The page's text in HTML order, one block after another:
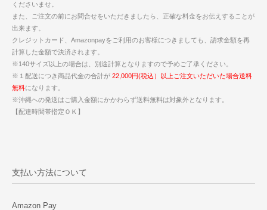
くださいませ。
また、ご注文の前にお問合せをいただきましたら、正確な料金をお伝えすることが
出来ます。
クレジットカード、Amazonpayをご利用のお客様につきましても、請求金額を再
計算した金額で決済されます。
※140サイズ以上の場合は、別途計算となりますので予めご了承ください。
※１配送につき商品代金の合計が 22,000円(税込）以上ご注文いただいた場合送料
無料になります。
※沖縄への発送はご購入金額にかかわらず送料無料は対象外となります。
【配達時間帯指定ＯＫ】
支払い方法について
Amazon Pay